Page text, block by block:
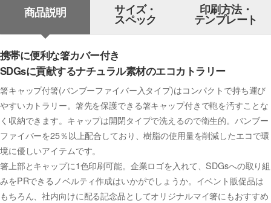
商品説明 サイズ・
スペック
印刷方法・
テンプレート
携帯に便利な箸カバー付き
SDGsに貢献するナチュラル素材のエコカトラリー
箸キャップ付箸(バンブーファイバー入タイプ)はコンパクトで持ち運び
やすいカトラリー。箸先を保護できる箸キャップ付きで鞄を汚すことな
く収納できます。キャップは開閉タイプで洗えるので衛生的。バンブー
ファイバーを25％以上配合しており、樹脂の使用量を削減したエコで環
境に優しいアイテムです。
箸上部とキャップに1色印刷可能。企業ロゴを入れて、SDGsへの取り組
みをPRできるノベルティ作成はいかがでしょうか。イベント販促品は
もちろん、社内向けに配る記念品としてオリジナルマイ箸にもおすすめ